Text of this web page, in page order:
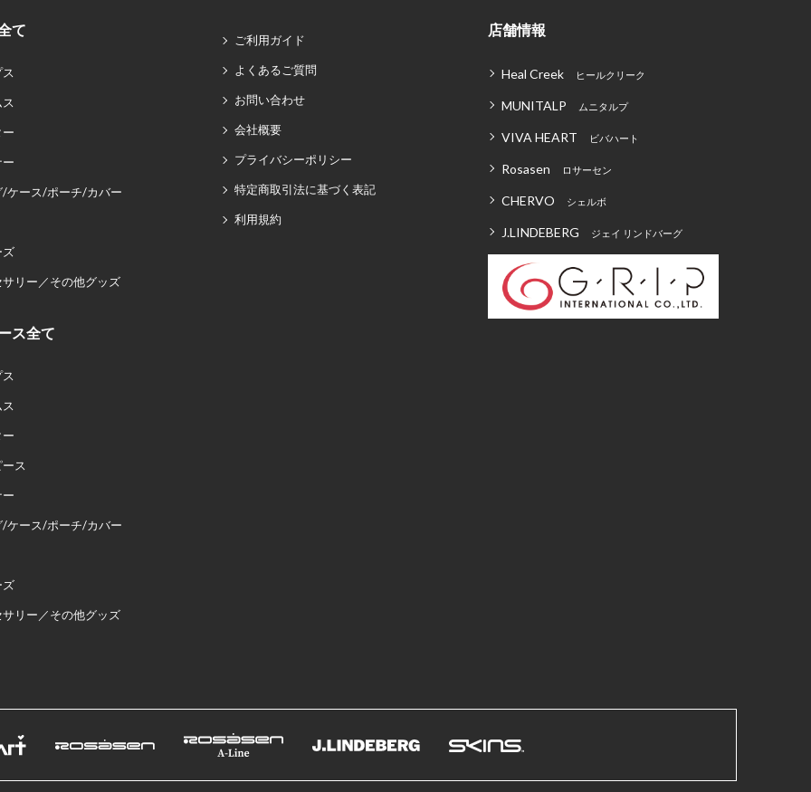
て
/ケース/ポーチ/カバー
ズ
リー／その他グッズ
ス全て
ス
/ケース/ポーチ/カバー
ズ
リー／その他グッズ
ご利用ガイド
よくあるご質問
お問い合わせ
会社概要
プライバシーポリシー
特定商取引法に基づく表記
利用規約
店舗情報
Heal Creek ヒールクリーク
MUNITALP ムニタルプ
VIVA HEART ビバハート
Rosasen ロサーセン
CHERVO シェルボ
J.LINDEBERG ジェイ リンドバーグ